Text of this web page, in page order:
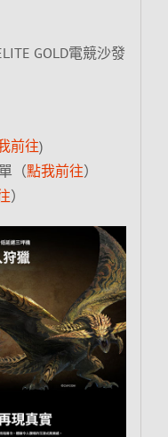
GOLD電競沙發
前往)
（點我前往）
）